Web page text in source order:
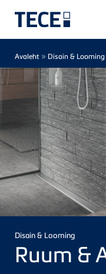
Breadcrumb
Avaleht » Disain & Looming
Disain & Looming
Ruum &